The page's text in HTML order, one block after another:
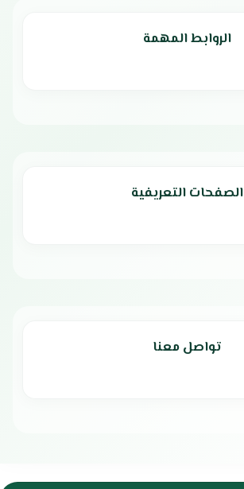
هيكل مصنوع من مواد عالية الجودةالروابط المهمة
الصفحات التعريفية
تواصل معنا